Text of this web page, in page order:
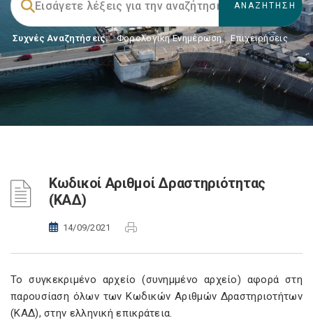
Συχνές Αναζητήσεις: Φορολογικη Ενημέρωση, Επιχειρήσεις
Κωδικοί Αριθμοί Δραστηριότητας
(ΚΑΔ)
14/09/2021
Το συγκεκριμένο αρχείο (συνημμένο αρχείο) αφορά στη
παρουσίαση όλων των Κωδικών Αριθμών Δραστηριοτήτων
(ΚΑΔ), στην ελληνική επικράτεια.